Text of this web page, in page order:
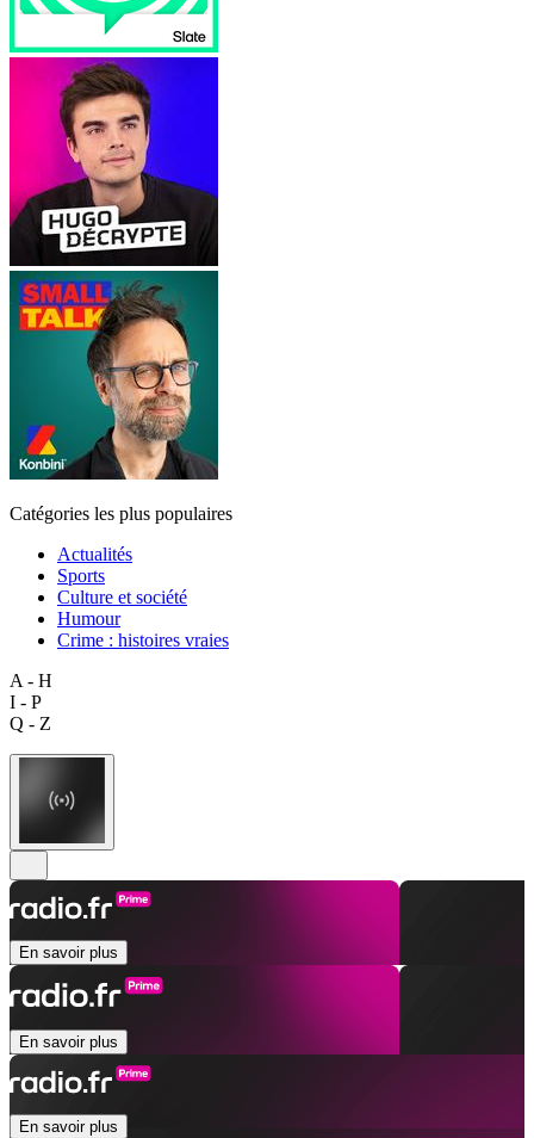
Catégories les plus populaires
Actualités
Sports
Culture et société
Humour
Crime : histoires vraies
A - H
I - P
Q - Z
En savoir plus
En savoir plus
En savoir plus